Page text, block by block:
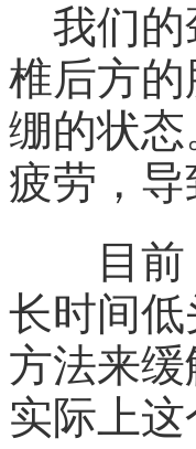
我们的
椎后方
绷的状
疲劳，
目前，
长时间
方法来缓
实际上